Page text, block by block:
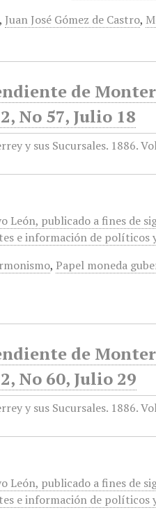
, Juan José Gómez de Castro,
de
No 57, Julio 18
publicado a fines de
e información de políticos
, Papel moneda
de
No 60, Julio 29
publicado a fines de
e información de políticos